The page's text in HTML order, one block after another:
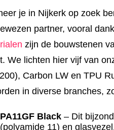
je in Nijkerk op zoek
partner, vooral
zijn de bouwstenen
We lichten hier vijf van
Carbon LW en TPU
in diverse branches,
PA11GF Black – Dit
(polyamide 11) en